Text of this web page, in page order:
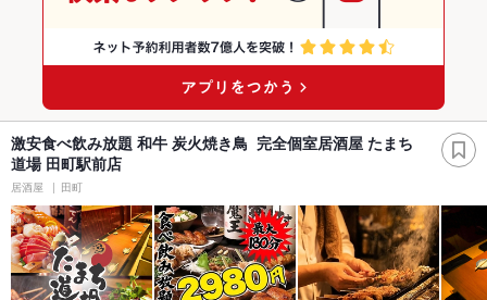
激安食べ飲み放題 和牛 炭火焼き鳥 完全個室居酒屋 たまち
道場 田町駅前店
居酒屋 田町